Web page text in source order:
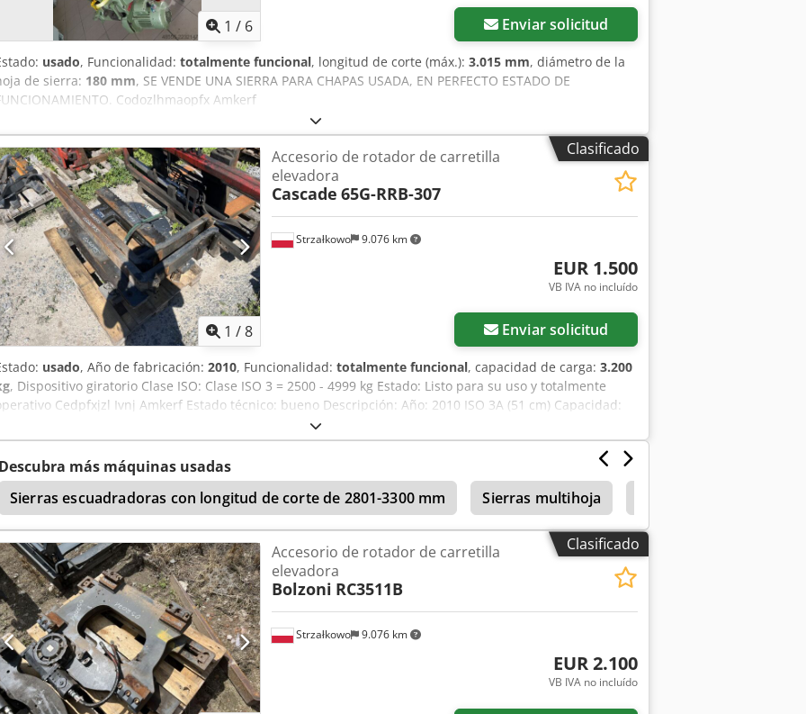
1 / 6 Enviar solicitud
usado, Funcionalidad: totalmente funcional, longitud de corte (máx.): 3.015 mm, diámetro de la
de sierra: 180 mm, SE VENDE UNA SIERRA PARA CHAPAS USADA, EN PERFECTO ESTADO DE
Codozlhmaopfx Amkerf
Clasificado
1 /8
Strzałkowo 9.076 km
Accesorio de rotador de carretilla
elevadora
Cascade 65G-RRB-307
EUR 1.500
VB IVA no incluído
Enviar solicitud
usado, Año de fabricación: 2010, Funcionalidad: totalmente funcional, capacidad de carga: 3.200
, Dispositivo giratorio Clase ISO: Clase ISO 3 = 2500 - 4999 kg Estado: Listo para su uso y totalmente
Cedpfxjzl Ivnj Amkerf Estado técnico: bueno Descripción: Año: 2010 ISO 3A (51 cm) Capacidad:
3200 kg Rotación: 360° Ancho: 1150 mm Horquillas: 1400 mm ID: OS2075
Descubra más máquinas usadas
Sierras escuadradoras con longitud de corte de 2801-3300 mm
Sierras multihoja
Clasificado
Strzałkowo 9.076 km
Accesorio de rotador de carretilla
elevadora
Bolzoni RC3511B
EUR 2.100
VB IVA no incluído